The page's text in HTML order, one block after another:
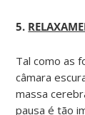
5.
Tal como as
câmara
massa
pausa é tão